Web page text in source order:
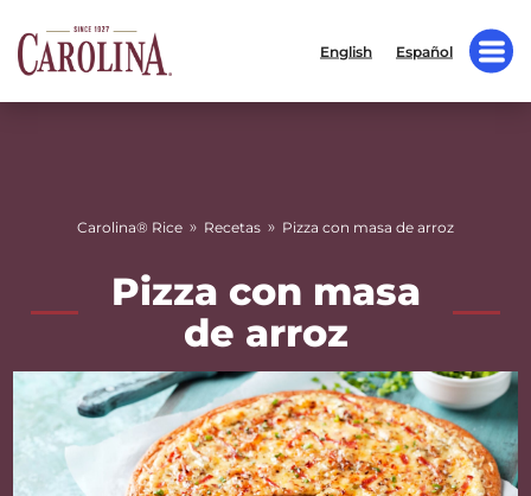
English Español
Carolina® Rice » Recetas » Pizza con masa de arroz
Pizza con masa
de arroz